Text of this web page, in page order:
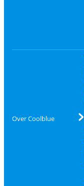
Over Coolblue